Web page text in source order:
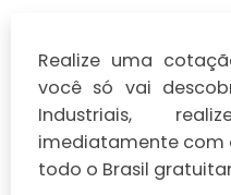
Realize uma
você só vai
Industriais,
imediatamente com
todo o Brasil